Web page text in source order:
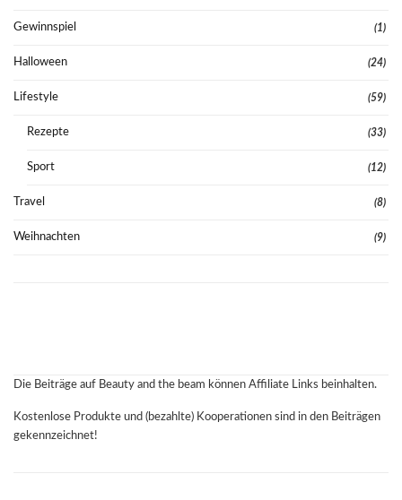
Gewinnspiel (1)
Halloween (24)
Lifestyle (59)
Rezepte (33)
Sport (12)
Travel (8)
Weihnachten (9)
Die Beiträge auf Beauty and the beam können Affiliate Links beinhalten.
Kostenlose Produkte und (bezahlte) Kooperationen sind in den Beiträgen
gekennzeichnet!